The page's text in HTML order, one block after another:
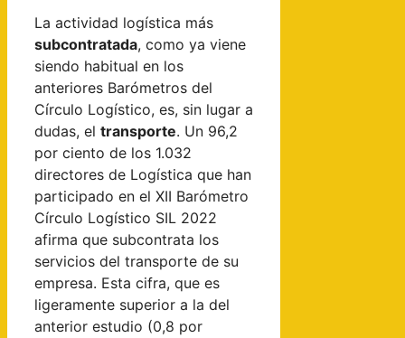
La actividad logística más
subcontratada, como ya viene
siendo habitual en los
anteriores Barómetros del
Círculo Logístico, es, sin lugar a
dudas, el transporte. Un 96,2
por ciento de los 1.032
directores de Logística que han
participado en el XII Barómetro
Círculo Logístico SIL 2022
afirma que subcontrata los
servicios del transporte de su
empresa. Esta cifra, que es
ligeramente superior a la del
anterior estudio (0,8 por